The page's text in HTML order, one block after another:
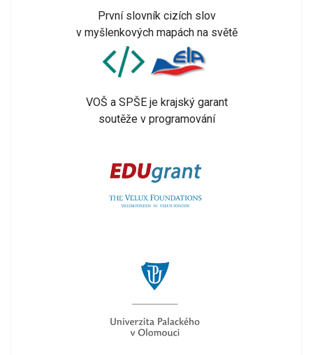
První slovník cizích slov
v myšlenkových mapách na světě
VOŠ a SPŠE je krajský garant
soutěže v programování